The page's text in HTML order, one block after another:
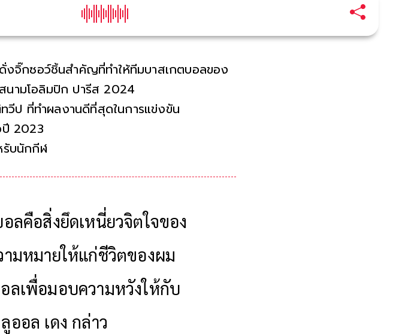
จิ๊กซอว์ชิ้นสำคัญที่ทำให้ทีมบาสเกตบอลของ
นามโอลิมปิก ปารีส 2024
ป ที่ทำผลงานดีที่สุดในการแข่งขัน
ปี 2023
นักกีฬา 36 คนจาก 11 ประเทศที่เป็นผู้ลี้ภัย
ลคือสิ่งยึดเหนี่ยวจิตใจของ
มหมายให้แก่ชีวิตของผม
ลเพื่อมอบความหวังให้กับ